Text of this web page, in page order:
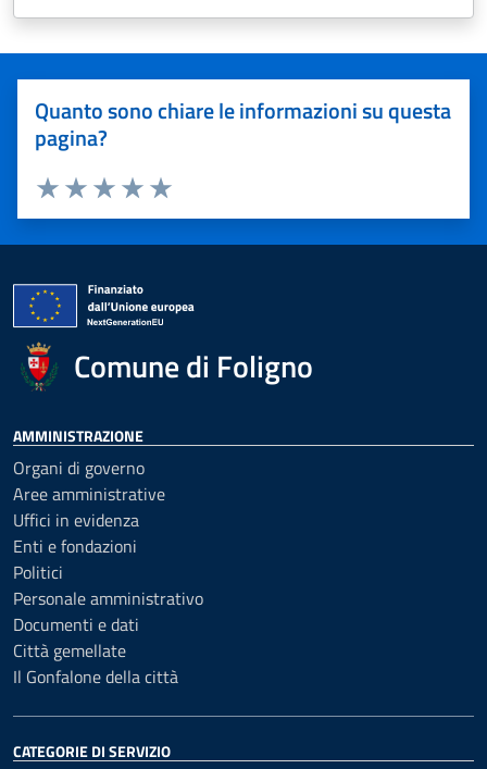
Quanto sono chiare le informazioni su questa
pagina?
Valuta 5 stelle su 5
Valuta 4 stelle su 5
Valuta 3 stelle su 5
Valuta 2 stelle su 5
Valuta 1 stelle su 5
Comune di Foligno
AMMINISTRAZIONE
Organi di governo
Aree amministrative
Uffici in evidenza
Enti e fondazioni
Politici
Personale amministrativo
Documenti e dati
Città gemellate
Il Gonfalone della città
CATEGORIE DI SERVIZIO